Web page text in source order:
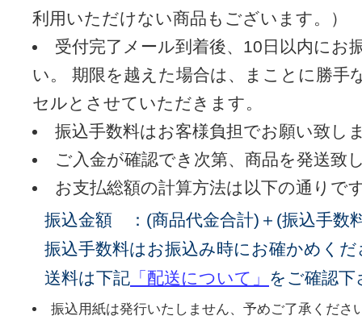
利用いただけない商品もございます。）
受付完了メール到着後、10日以内にお
い。 期限を越えた場合は、まことに勝手ながらキャン
セルとさせていただきます。
振込手数料はお客様負担でお願い致し
ご入金が確認でき次第、商品を発送致
お支払総額の計算方法は以下の通りで
振込金額 ：(商品代金合計)＋(振込手数
振込手数料はお振込み時にお確かめくだ
送料は下記 「配送について」 をご確認下
振込用紙は発行いたしません、予めご了承くださ